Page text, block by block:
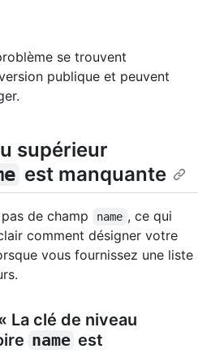
se trouvent
publique et peuvent
supérieur
est manquante
de champ name , ce qui
comment désigner votre
vous fournissez une liste
La clé de niveau
name est